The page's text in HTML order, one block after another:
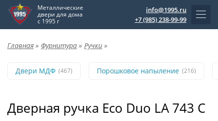
Металлические
двери для дома
с 1995 г
info@1995.ru
+7 (985) 238-99-99
Главная » Фурнитура » Ручки »
Двери МДФ (467) Порошковое напыление (216)
Дверная ручка Eco Duo LA 743 C